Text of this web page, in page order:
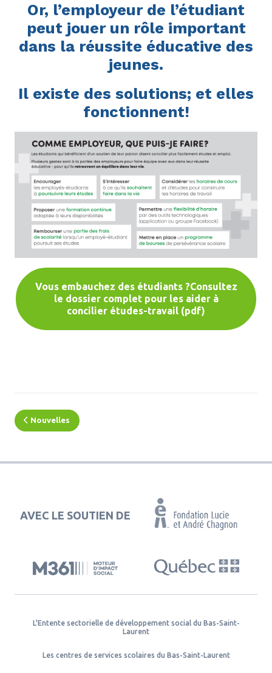
Or, l’employeur de l’étudiant
peut jouer un rôle important
dans la réussite éducative des
jeunes.
Il existe des solutions; et elles
fonctionnent!
Vous embauchez des étudiants ?Consultez
le dossier complet pour les aider à
concilier études-travail (pdf)
Nouvelles
AVEC LE SOUTIEN DE
L'Entente sectorielle de développement social du Bas-Saint-
Laurent
Les centres de services scolaires du Bas-Saint-Laurent